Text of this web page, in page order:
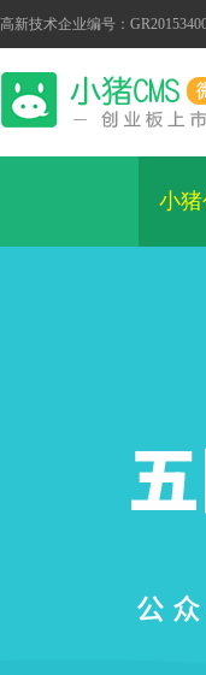
高新技术企业编号：
小